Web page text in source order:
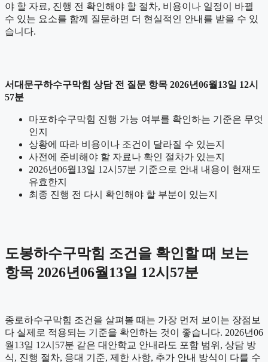
야 할 자료, 진행 전 확인해야 할 절차, 비용이나 일정이 바뀔
수 있는 요소를 함께 질문하면 더 현실적인 안내를 받을 수 있
습니다.
서대문구하수구막힘 상담 전 질문 항목 2026년06월13일 12시
57분
마포하수구막힘 진행 가능 여부를 확인하는 기준은 무엇
인지
상황에 따라 비용이나 조건이 달라질 수 있는지
사전에 준비해야 할 자료나 확인 절차가 있는지
2026년06월13일 12시57분 기준으로 안내 내용이 현재도
유효한지
최종 진행 전 다시 확인해야 할 부분이 있는지
도봉하수구막힘 조건을 확인할 때 보는
항목 2026년06월13일 12시57분
종로하수구막힘 조건을 살펴볼 때는 가장 먼저 보이는 장점보
다 실제로 적용되는 기준을 확인하는 것이 좋습니다. 2026년06
월13일 12시57분 같은 대안학교 안내라도 포함 범위, 상담 방
식, 진행 절차, 응대 기준, 제한 사항, 추가 안내 방식이 다를 수